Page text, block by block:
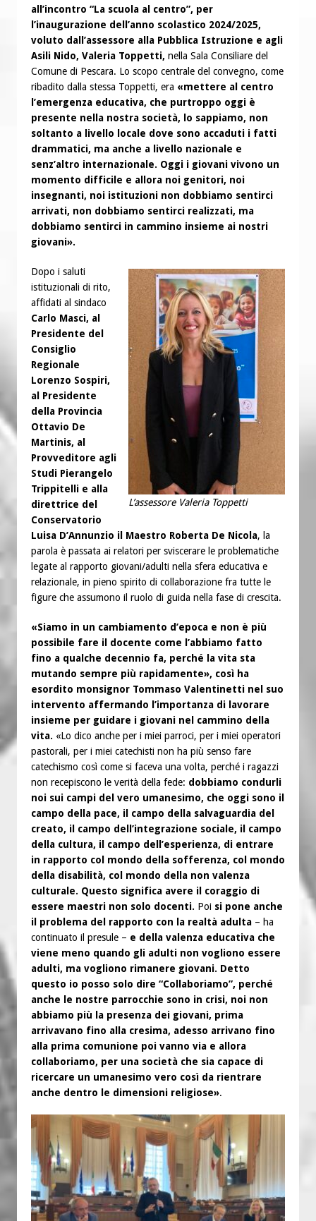
all’incontro “La scuola al centro”, per
l’inaugurazione dell’anno scolastico 2024/2025,
voluto dall’assessore alla Pubblica Istruzione e agli
Asili Nido, Valeria Toppetti, nella Sala Consiliare del
Comune di Pescara. Lo scopo centrale del convegno, come
ribadito dalla stessa Toppetti, era «mettere al centro
l’emergenza educativa, che purtroppo oggi è
presente nella nostra società, lo sappiamo, non
soltanto a livello locale dove sono accaduti i fatti
drammatici, ma anche a livello nazionale e
senz’altro internazionale. Oggi i giovani vivono un
momento difficile e allora noi genitori, noi
insegnanti, noi istituzioni non dobbiamo sentirci
arrivati, non dobbiamo sentirci realizzati, ma
dobbiamo sentirci in cammino insieme ai nostri
giovani».
L’assessore Valeria Toppetti
Dopo i saluti
istituzionali di rito,
affidati al sindaco
Carlo Masci, al
Presidente del
Consiglio
Regionale
Lorenzo Sospiri,
al Presidente
della Provincia
Ottavio De
Martinis, al
Provveditore agli
Studi Pierangelo
Trippitelli e alla
direttrice del
Conservatorio
Luisa D’Annunzio il Maestro Roberta De Nicola, la
parola è passata ai relatori per sviscerare le problematiche
legate al rapporto giovani/adulti nella sfera educativa e
relazionale, in pieno spirito di collaborazione fra tutte le
figure che assumono il ruolo di guida nella fase di crescita.
«Siamo in un cambiamento d’epoca e non è più
possibile fare il docente come l’abbiamo fatto
fino a qualche decennio fa, perché la vita sta
mutando sempre più rapidamente», così ha
esordito monsignor Tommaso Valentinetti nel suo
intervento affermando l’importanza di lavorare
insieme per guidare i giovani nel cammino della
vita. «Lo dico anche per i miei parroci, per i miei operatori
pastorali, per i miei catechisti non ha più senso fare
catechismo così come si faceva una volta, perché i ragazzi
non recepiscono le verità della fede: dobbiamo condurli
noi sui campi del vero umanesimo, che oggi sono il
campo della pace, il campo della salvaguardia del
creato, il campo dell’integrazione sociale, il campo
della cultura, il campo dell’esperienza, di entrare
in rapporto col mondo della sofferenza, col mondo
della disabilità, col mondo della non valenza
culturale. Questo significa avere il coraggio di
essere maestri non solo docenti. Poi si pone anche
il problema del rapporto con la realtà adulta – ha
continuato il presule – e della valenza educativa che
viene meno quando gli adulti non vogliono essere
adulti, ma vogliono rimanere giovani. Detto
questo io posso solo dire “Collaboriamo”, perché
anche le nostre parrocchie sono in crisi, noi non
abbiamo più la presenza dei giovani, prima
arrivavano fino alla cresima, adesso arrivano fino
alla prima comunione poi vanno via e allora
collaboriamo, per una società che sia capace di
ricercare un umanesimo vero così da rientrare
anche dentro le dimensioni religiose».